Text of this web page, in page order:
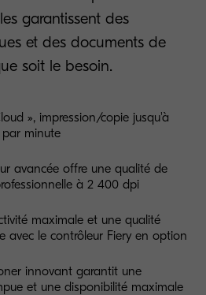
garantissent des
et des documents de
soit le besoin.
», impression/copie jusqu'à
minute
avancée offre une qualité de
à 2 400 dpi
maximale et une qualité
avec le contrôleur Fiery en option
innovant garantit une
et une disponibilité maximale